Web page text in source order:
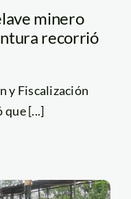
minero
recorrió
y Fiscalización
que [...]